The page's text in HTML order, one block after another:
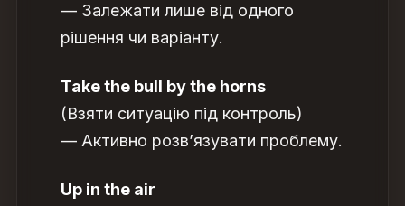
— Залежати лише від одного
рішення чи варіанту.
Take the bull by the horns
(Взяти ситуацію під контроль)
— Активно розв’язувати проблему.
Up in the air